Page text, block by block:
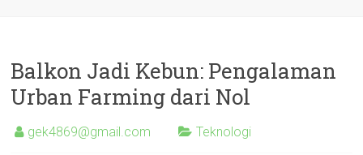
Balkon Jadi Kebun: Pengalaman
Urban Farming dari Nol
gek4869@gmail.com Teknologi